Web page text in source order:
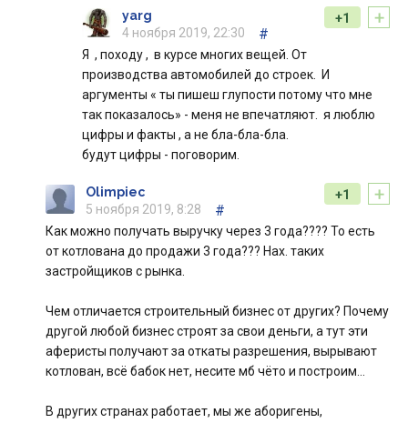
+
+1
yarg
4 ноября 2019, 22:30
#
Я , походу , в курсе многих вещей. От
производства автомобилей до строек. И
аргументы « ты пишеш глупости потому что мне
так показалось» - меня не впечатляют. я люблю
цифры и факты , а не бла-бла-бла.
будут цифры - поговорим.
+
+1
Olimpiec
5 ноября 2019, 8:28
#
Как можно получать выручку через 3 года???? То есть
от котлована до продажи 3 года??? Нах. таких
застройщиков с рынка.
Чем отличается строительный бизнес от других? Почему
другой любой бизнес строят за свои деньги, а тут эти
аферисты получают за откаты разрешения, вырывают
котлован, всё бабок нет, несите мб чёто и построим...
В других странах работает, мы же аборигены,